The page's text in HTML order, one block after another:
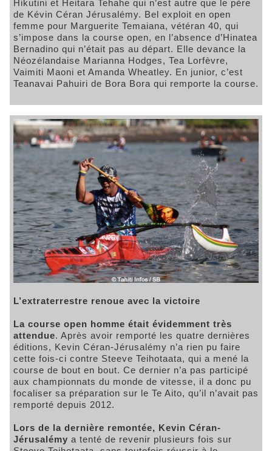
Hikutini et Heitara Tehahe qui n’est autre que le père
de Kévin Céran Jérusalémy. Bel exploit en open
femme pour Marguerite Temaiana, vétéran 40, qui
s’impose dans la course open, en l’absence d’Hinatea
Bernadino qui n’était pas au départ. Elle devance la
Néozélandaise Marianna Hodges, Tea Lorfèvre,
Vaimiti Maoni et Amanda Wheatley. En junior, c’est
Teanavai Pahuiri de Bora Bora qui remporte la course.
L’extraterrestre renoue avec la victoire
La course open homme était évidemment très
attendue. Après avoir remporté les quatre dernières
éditions, Kevin Céran-Jérusalémy n’a rien pu faire
cette fois-ci contre Steeve Teihotaata, qui a mené la
course de bout en bout. Ce dernier n’a pas participé
aux championnats du monde de vitesse, il a donc pu
focaliser sa préparation sur le Te Aito, qu’il n’avait pas
remporté depuis 2012.
Lors de la dernière remontée, Kevin Céran-
Jérusalémy a tenté de revenir plusieurs fois sur